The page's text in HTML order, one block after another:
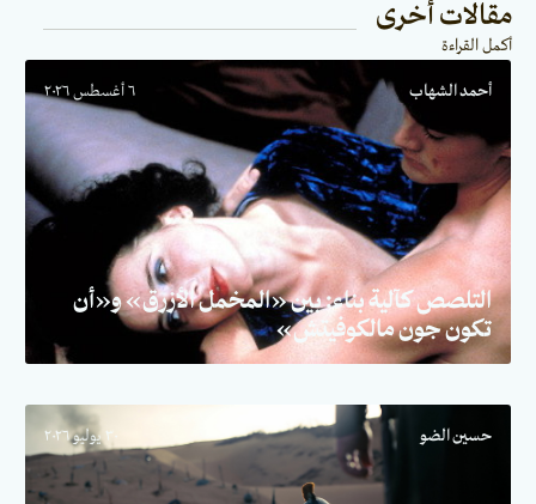
مقالات أخرى
أكمل القراءة
أحمد الشهاب ٦ أغسطس ٢٠٢٦
التلصص كآلية بناء: بين «المخمل الأزرق» و«أن
تكون جون مالكوفيتش»
حسين الضو ٣٠ يوليو ٢٠٢٦